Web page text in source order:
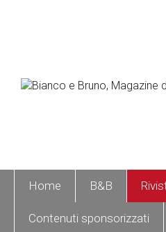
Home B&B
Contenuti sponsorizzati